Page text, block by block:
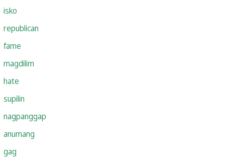
isko
republican
fame
magdilim
hate
supilin
nagpanggap
anumang
gag